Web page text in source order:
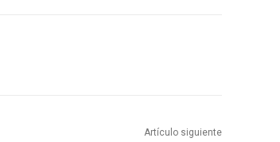
Artículo siguiente